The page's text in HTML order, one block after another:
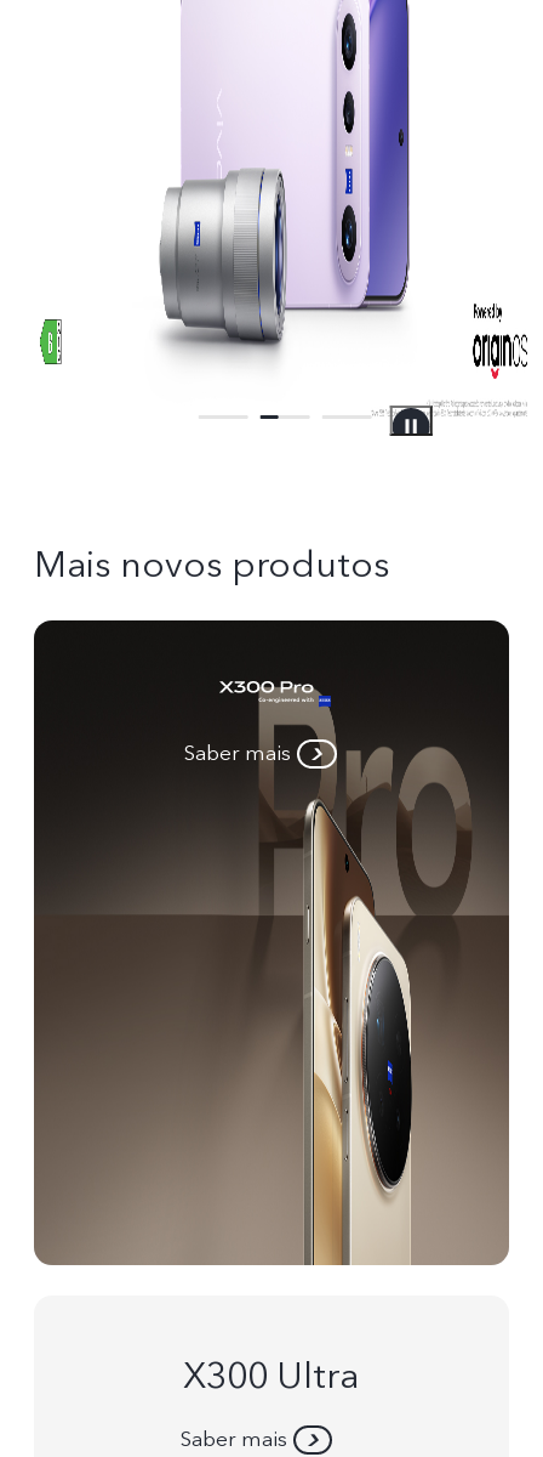
Mais novos produtos
Saber mais
X300 Ultra
Saber mais